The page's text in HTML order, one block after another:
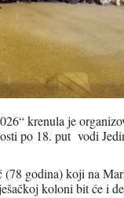
krenula je
po 18. put vodi
(78 godina) koji na
koloni bit će i